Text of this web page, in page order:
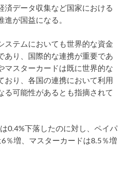
済データ収集など国家における
進が国益になる。
ステムにおいても世界的な資金
あり、国際的な連携が重要であ
マスターカードは既に世界的な
おり、各国の連携において利用
る可能性があるとも指摘されて
0.4%下落したのに対し、ペイパ
％増、マスターカードは8.5％増